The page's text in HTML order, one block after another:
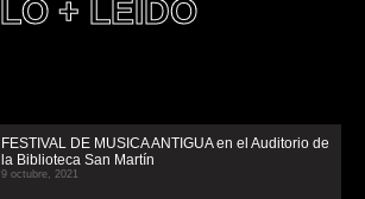
LO + LEIDO
FESTIVAL DE MUSICA ANTIGUA en el Auditorio de
la Biblioteca San Martín
9 octubre, 2021